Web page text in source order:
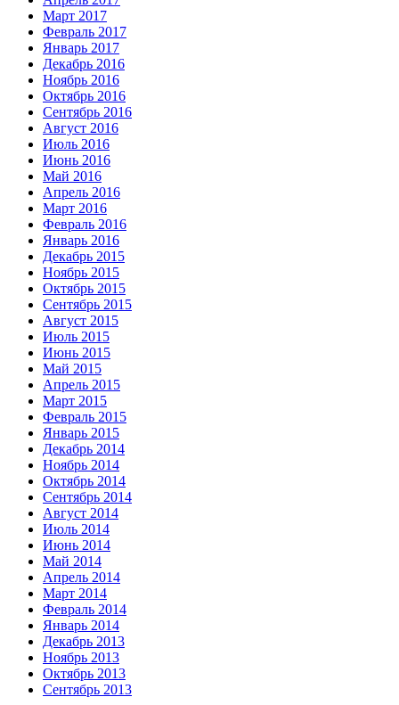
Март 2017
Февраль 2017
Январь 2017
Декабрь 2016
Ноябрь 2016
Октябрь 2016
Сентябрь 2016
Август 2016
Июль 2016
Июнь 2016
Май 2016
Апрель 2016
Март 2016
Февраль 2016
Январь 2016
Декабрь 2015
Ноябрь 2015
Октябрь 2015
Сентябрь 2015
Август 2015
Июль 2015
Июнь 2015
Май 2015
Апрель 2015
Март 2015
Февраль 2015
Январь 2015
Декабрь 2014
Ноябрь 2014
Октябрь 2014
Сентябрь 2014
Август 2014
Июль 2014
Июнь 2014
Май 2014
Апрель 2014
Март 2014
Февраль 2014
Январь 2014
Декабрь 2013
Ноябрь 2013
Октябрь 2013
Сентябрь 2013